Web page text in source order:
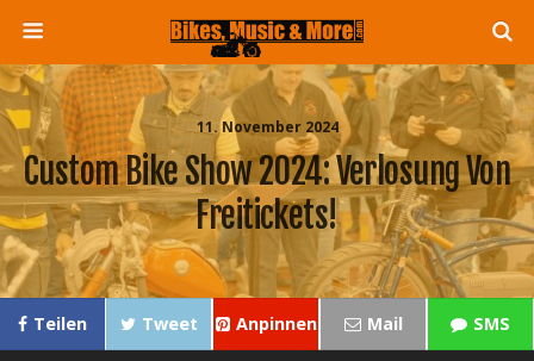
11. November 2024
Custom Bike Show 2024: Verlosung Von
Freitickets!
Teilen Tweet Anpinnen Mail SMS